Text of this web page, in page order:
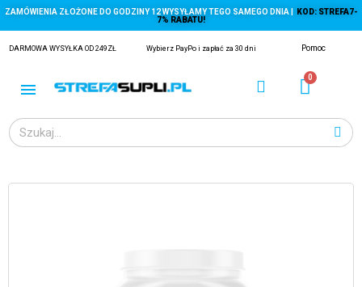
ZAMÓWIENIA ZŁOŻONE DO GODZINY 12 WYSYŁAMY TEGO SAMEGO DNIA |
KOD: STREFA7-
7% RABATU!
DARMOWA WYSYŁKA OD 249ZŁ Wybierz PayPo i zapłać za 30 dni Pomoc